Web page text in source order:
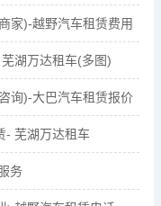
家)-越野汽车租赁费用
湖万达租车(多图)
询)-大巴汽车租赁报价
- 芜湖万达租车
务